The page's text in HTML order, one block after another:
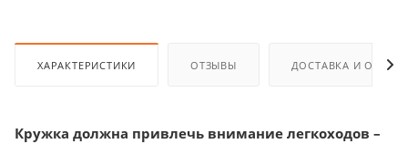
ХАРАКТЕРИСТИКИ ОТЗЫВЫ ДОСТАВКА И
Кружка должна привлечь внимание легкоходов –